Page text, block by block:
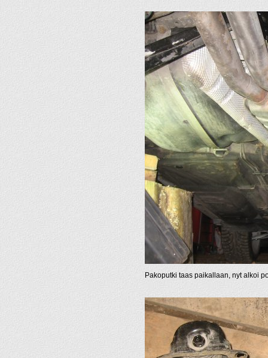
Pakoputki taas paikallaan, nyt alkoi